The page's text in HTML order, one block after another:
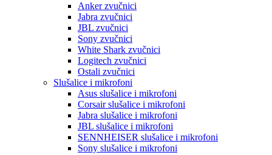
Anker zvučnici
Jabra zvučnici
JBL zvučnici
Sony zvučnici
White Shark zvučnici
Logitech zvučnici
Ostali zvučnici
Slušalice i mikrofoni
Asus slušalice i mikrofoni
Corsair slušalice i mikrofoni
Jabra slušalice i mikrofoni
JBL slušalice i mikrofoni
SENNHEISER slušalice i mikrofoni
Sony slušalice i mikrofoni